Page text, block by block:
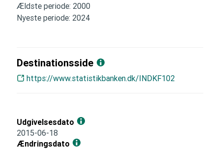
Ældste periode: 2000
Nyeste periode: 2024
Destinationsside
https://www.statistikbanken.dk/INDKF102
Udgivelsesdato
2015-06-18
Ændringsdato